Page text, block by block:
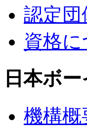
認定団
資格
日本ボ
機構概